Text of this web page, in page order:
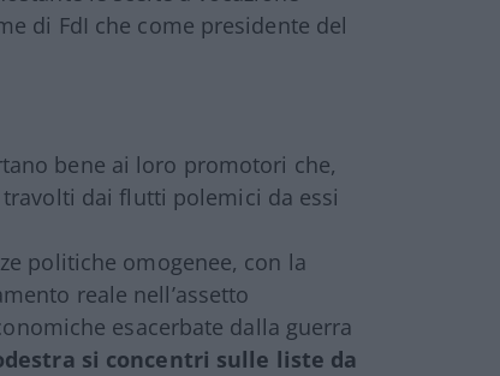
di FdI che come presidente del
bene ai loro promotori che,
dai flutti polemici da essi
politiche omogenee, con la
reale nell’assetto
esacerbate dalla guerra
si concentri sulle liste da